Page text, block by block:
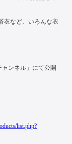
衣など、いろんな衣
ンネル」にて公開
list.php?